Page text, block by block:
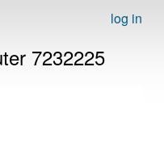
log in
7232225